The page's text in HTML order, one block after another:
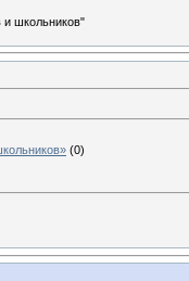
школьников"
(0)